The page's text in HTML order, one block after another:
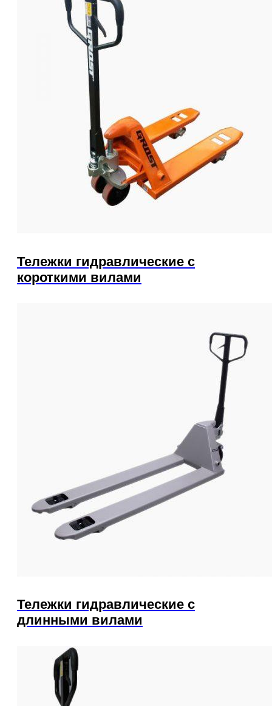
Тележки гидравлические с
короткими вилами
Тележки гидравлические с
длинными вилами